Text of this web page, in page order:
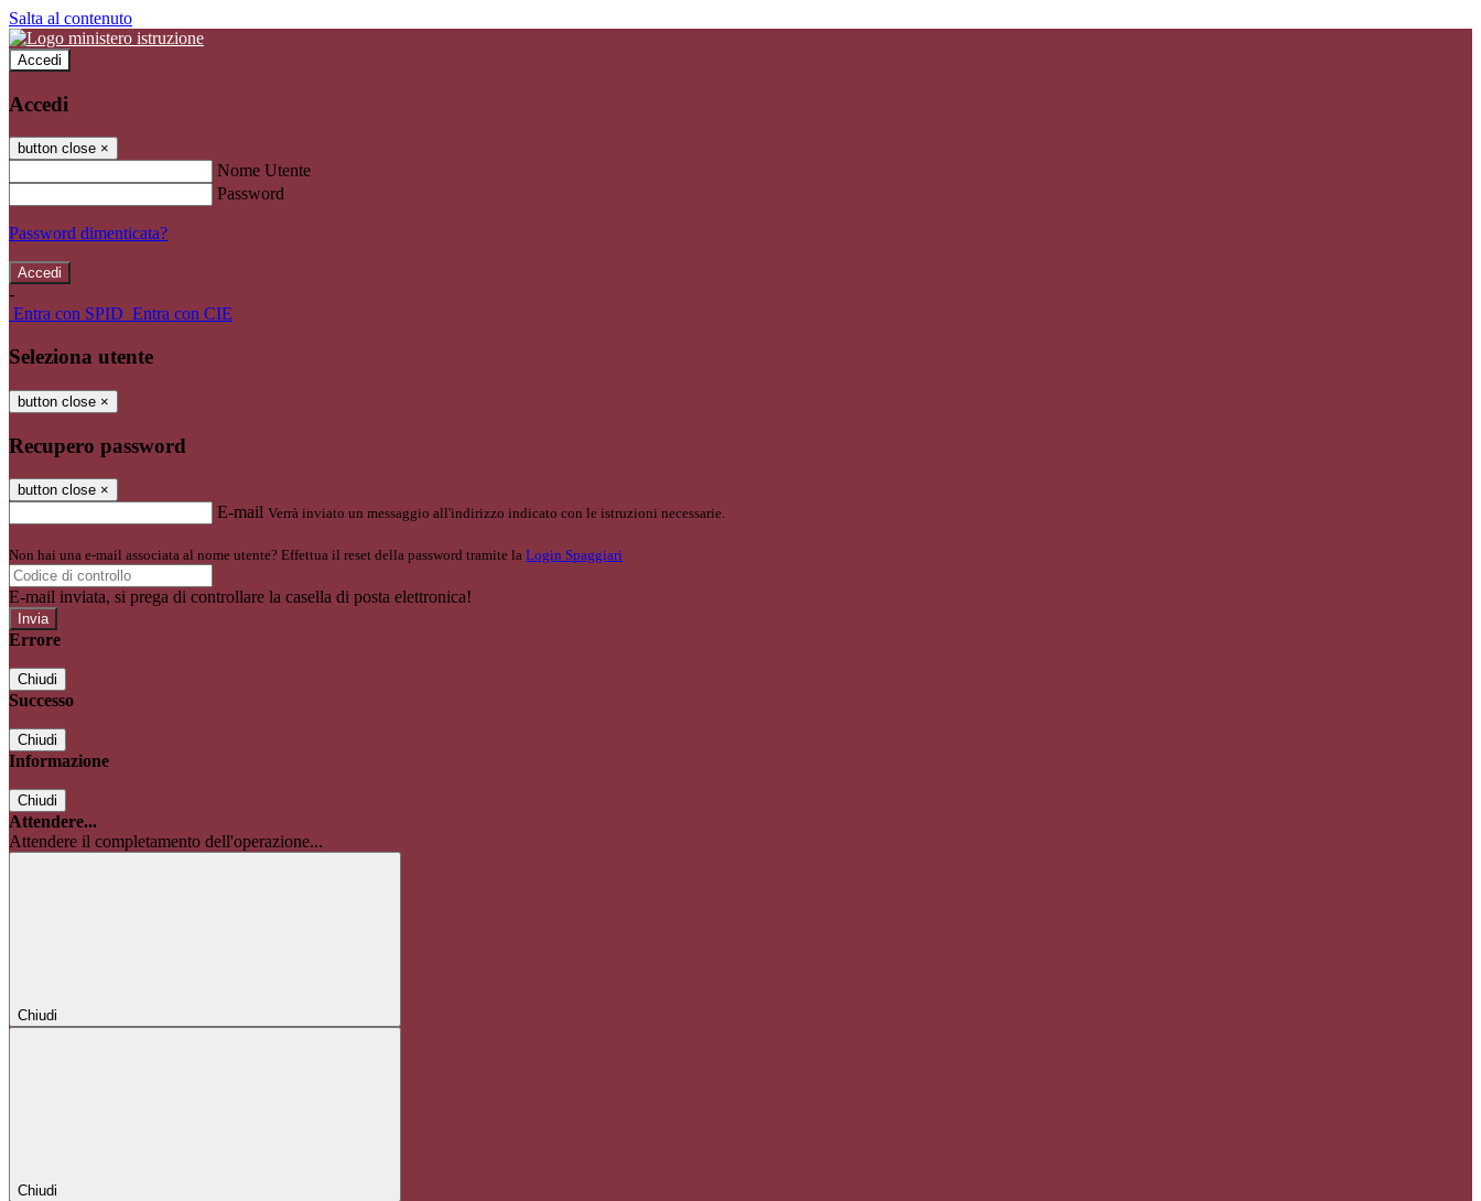
Salta al contenuto
Accedi
Accedi
button close ×
Nome Utente
Password
Password dimenticata?
-
Entra con SPID Entra con CIE
Seleziona utente
button close ×
Recupero password
button close ×
E-mail Verrà inviato un messaggio all'indirizzo indicato con le istruzioni necessarie.
Non hai una e-mail associata al nome utente? Effettua il reset della password tramite la Login Spaggiari
E-mail inviata, si prega di controllare la casella di posta elettronica!
Errore
Chiudi
Successo
Chiudi
Informazione
Chiudi
Attendere...
Attendere il completamento dell'operazione...
Chiudi
Chiudi